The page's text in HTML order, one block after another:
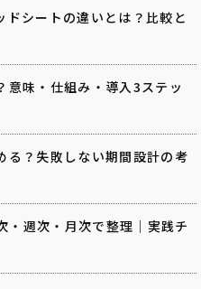
ドシートの違いとは？比較と
意味・仕組み・導入3ステッ
る？失敗しない期間設計の考
週次・月次で整理｜実践チ